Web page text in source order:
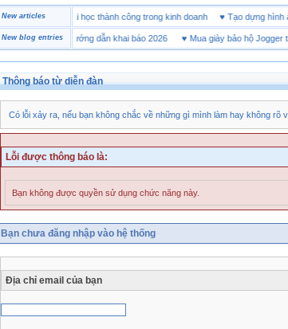
New articles
của Microsoft ♥4 bài học thành công trong kinh doanh ♥Tạo dựng
New blog entries
quan là gì? Hướng dẫn khai báo 2026♥ Mua giày bảo hộ Jogger tại
Thông báo từ diễn đàn
Có lỗi xảy ra, nếu bạn không chắc về những gì mình làm hay không rõ
Lỗi được thông báo là:
Bạn không được quyền sử dụng chức năng này.
Bạn chưa đăng nhập vào hệ thống
Địa chỉ email của bạn